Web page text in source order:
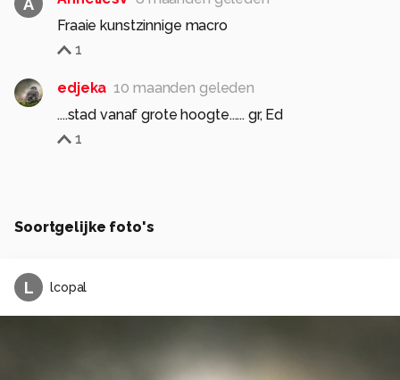
A
Fraaie kunstzinnige macro
1
edjeka 10 maanden geleden
....stad vanaf grote hoogte...... gr, Ed
1
Soortgelijke foto's
L lcopal